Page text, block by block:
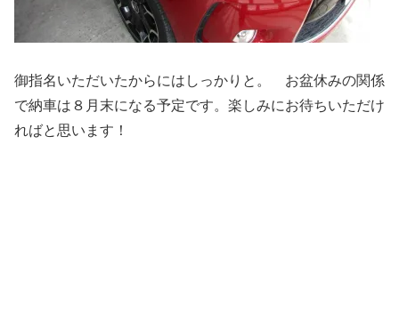
御指名いただいたからにはしっかりと。 お盆休みの関係
で納車は８月末になる予定です。楽しみにお待ちいただけ
ればと思います！